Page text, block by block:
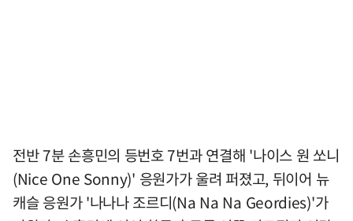
전반 7분 손흥민의 등번호 7번과 연결해 '나이스 원 쏘니
(Nice One Sonny)' 응원가가 울려 퍼졌고, 뒤이어 뉴
캐슬 응원가 '나나나 조르디(Na Na Na Geordies)'가